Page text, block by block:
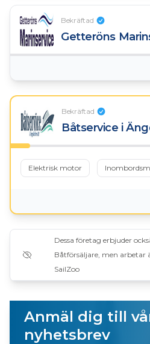
Bekräftad
Getteröns
Bekräftad
Båtservice i
Elektrisk motor
Dessa företag erbjuder
Båtförsäljare, men arbetar
SailZoo
Anmäl dig till
nyhetsbrev